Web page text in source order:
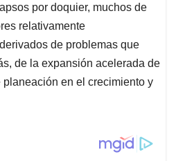
por doquier, muchos de
relativamente
de problemas que
de la expansión acelerada de
planeación en el crecimiento y